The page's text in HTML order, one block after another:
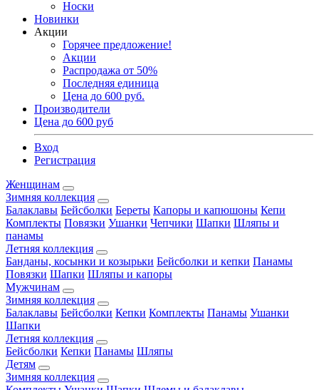
Носки
Новинки
Акции
Горячее предложение!
Акции
Распродажа от 50%
Последняя единица
Цена до 600 руб.
Производители
Цена до 600 руб
Вход
Регистрация
Женщинам
Зимняя коллекция
Балаклавы Бейсболки Береты Капоры и капюшоны Кепи
Комплекты Повязки Ушанки Чепчики Шапки Шляпы и
панамы
Летняя коллекция
Банданы, косынки и козырьки Бейсболки и кепки Панамы
Повязки Шапки Шляпы и капоры
Мужчинам
Зимняя коллекция
Балаклавы Бейсболки Кепки Комплекты Панамы Ушанки
Шапки
Летняя коллекция
Бейсболки Кепки Панамы Шляпы
Детям
Зимняя коллекция